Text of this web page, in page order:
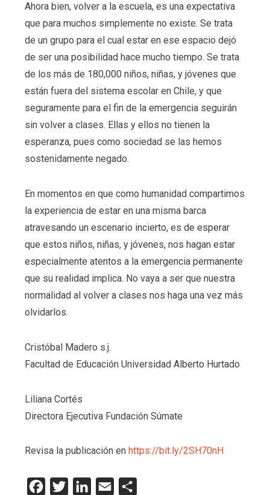
Ahora bien, volver a la escuela, es una expectativa
que para muchos simplemente no existe. Se trata
de un grupo para el cual estar en ese espacio dejó
de ser una posibilidad hace mucho tiempo. Se trata
de los más de 180,000 niños, niñas, y jóvenes que
están fuera del sistema escolar en Chile, y que
seguramente para el fin de la emergencia seguirán
sin volver a clases. Ellas y ellos no tienen la
esperanza, pues como sociedad se las hemos
sostenidamente negado.
En momentos en que como humanidad compartimos
la experiencia de estar en una misma barca
atravesando un escenario incierto, es de esperar
que estos niños, niñas, y jóvenes, nos hagan estar
especialmente atentos a la emergencia permanente
que su realidad implica. No vaya a ser que nuestra
normalidad al volver a clases nos haga una vez más
olvidarlos.
Cristóbal Madero s.j.
Facultad de Educación Universidad Alberto Hurtado
Liliana Cortés
Directora Ejecutiva Fundación Súmate
Revisa la publicación en https://bit.ly/2SH70nH
Facebook
Twitter LinkedInEmail